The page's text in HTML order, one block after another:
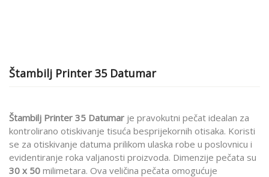
Štambilj Printer 35 Datumar
Štambilj Printer 35 Datumar je pravokutni pečat idealan za
kontrolirano otiskivanje tisuća besprijekornih otisaka. Koristi
se za otiskivanje datuma prilikom ulaska robe u poslovnicu i
evidentiranje roka valjanosti proizvoda. Dimenzije pečata su
30 x 50 milimetara. Ova veličina pečata omogućuje